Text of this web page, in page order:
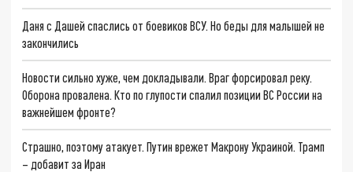
Даня с Дашей спаслись от боевиков ВСУ. Но беды для малышей не
закончились
Новости сильно хуже, чем докладывали. Враг форсировал реку.
Оборона провалена. Кто по глупости спалил позиции ВС России на
важнейшем фронте?
Страшно, поэтому атакует. Путин врежет Макрону Украиной. Трамп
– добавит за Иран